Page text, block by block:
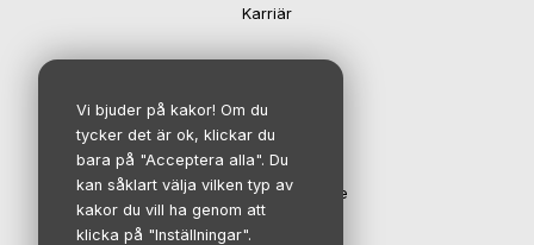
Karriär
Investerare
Aktien och aktieägare
Finansiell kalender
Vi bjuder på kakor! Om du
tycker det är ok, klickar du
bara på "Acceptera alla". Du
kan såklart välja vilken typ av
kakor du vill ha genom att
klicka på "Inställningar".